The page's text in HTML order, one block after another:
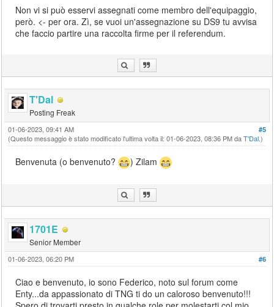
Non vi si può esservi assegnati come membro dell'equipaggio,
però. <- per ora. Zì, se vuoi un'assegnazione su DS9 tu avvisa
che faccio partire una raccolta firme per il referendum.
T'Dal
Posting Freak
#5
01-06-2023, 09:41 AM
(Questo messaggio è stato modificato l'ultima volta il: 01-06-2023, 08:36 PM daT'Dal.)
Benvenuta (o benvenuto? ) Zilam
1701E
Senior Member
#6
01-06-2023, 06:20 PM
Ciao e benvenuto, io sono Federico, noto sul forum come
Enty...da appassionato di TNG ti do un caloroso benvenuto!!!